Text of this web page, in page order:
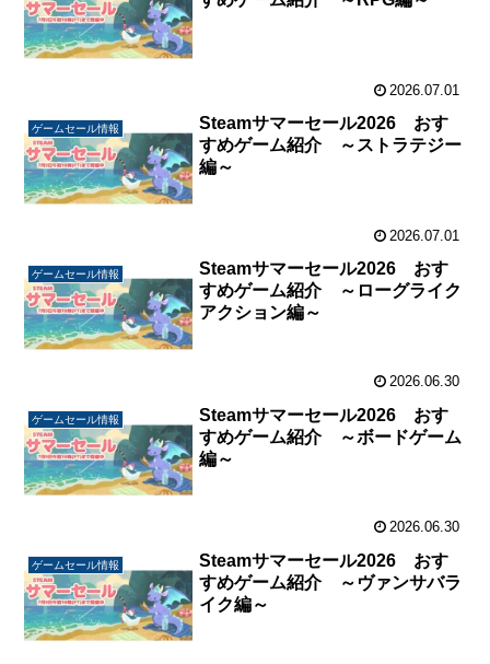
2026.07.01
ゲームセール情報
Steamサマーセール2026 おす
すめゲーム紹介 ～ストラテジー
編～
2026.07.01
ゲームセール情報
Steamサマーセール2026 おす
すめゲーム紹介 ～ローグライク
アクション編～
2026.06.30
ゲームセール情報
Steamサマーセール2026 おす
すめゲーム紹介 ～ボードゲーム
編～
2026.06.30
ゲームセール情報
Steamサマーセール2026 おす
すめゲーム紹介 ～ヴァンサバラ
イク編～